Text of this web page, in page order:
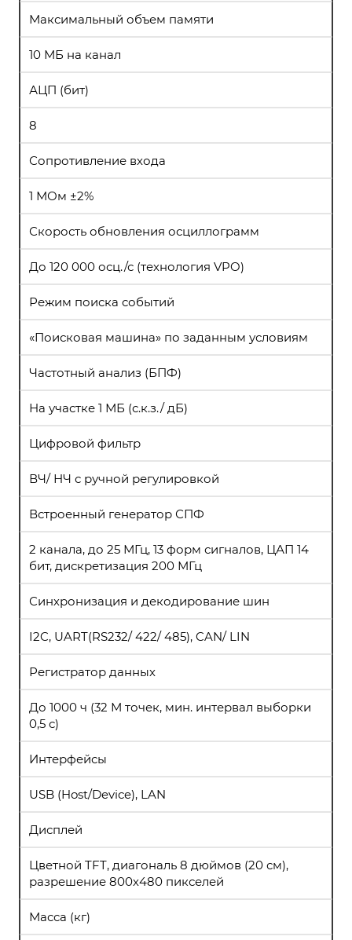
Максимальный объем памяти
10 МБ на канал
АЦП (бит)
8
Сопротивление входа
1 МОм ±2%
Скорость обновления осциллограмм
До 120 000 осц./с (технология VPO)
Режим поиска событий
«Поисковая машина» по заданным условиям
Частотный анализ (БПФ)
На участке 1 МБ (с.к.з./ дБ)
Цифровой фильтр
ВЧ/ НЧ с ручной регулировкой
Встроенный генератор СПФ
2 канала, до 25 МГц, 13 форм сигналов, ЦАП 14
бит, дискретизация 200 МГц
Синхронизация и декодирование шин
I2C, UART(RS232/ 422/ 485), CAN/ LIN
Регистратор данных
До 1000 ч (32 М точек, мин. интервал выборки
0,5 с)
Интерфейсы
USB (Host/Device), LAN
Дисплей
Цветной TFT, диагональ 8 дюймов (20 см),
разрешение 800х480 пикселей
Масса (кг)